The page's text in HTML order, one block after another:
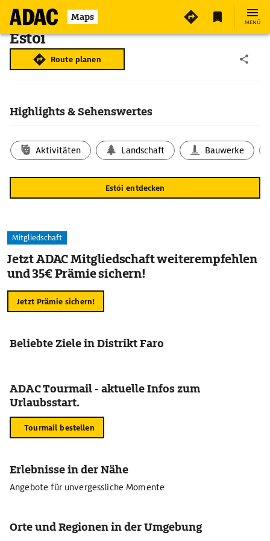
Maps MENÜ
Estói
Route planen
Highlights & Sehenswertes
Aktivitäten Landschaft Bauwerke
Estói entdecken
Mitgliedschaft
Jetzt ADAC Mitgliedschaft weiterempfehlen
und 35€ Prämie sichern!
Jetzt Prämie sichern!
Beliebte Ziele in Distrikt Faro
ADAC Tourmail - aktuelle Infos zum
Urlaubsstart.
Tourmail bestellen
Erlebnisse in der Nähe
Angebote für unvergessliche Momente
Orte und Regionen in der Umgebung